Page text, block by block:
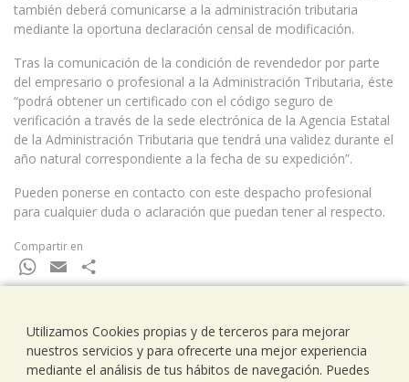
también deberá comunicarse a la administración tributaria
mediante la oportuna declaración censal de modificación.
Tras la comunicación de la condición de revendedor por parte
del empresario o profesional a la Administración Tributaria, éste
“podrá obtener un certificado con el código seguro de
verificación a través de la sede electrónica de la Agencia Estatal
de la Administración Tributaria que tendrá una validez durante el
año natural correspondiente a la fecha de su expedición”.
Pueden ponerse en contacto con este despacho profesional
para cualquier duda o aclaración que puedan tener al respecto.
Compartir en
WhatsApp
Email
Ramells Ramoneda
Assessors - Consultors
Utilizamos Cookies propias y de terceros para mejorar
nuestros servicios y para ofrecerte una mejor experiencia
mediante el análisis de tus hábitos de navegación. Puedes